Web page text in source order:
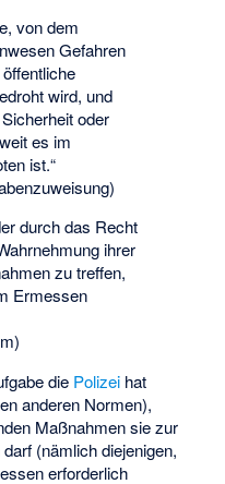
von dem
Gefahren
wird, und
oder
es im
ist.“
durch das Recht
ihrer
zu treffen,
Ermessen
die Polizei hat
anderen Normen),
Maßnahmen sie zur
(nämlich diejenigen,
erforderlich